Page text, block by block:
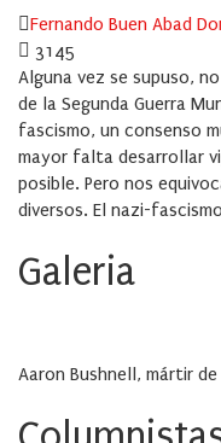
Author
Fernando Buen Abad
3145
Alguna vez se supuso,
de la Segunda Guerra
fascismo, un consenso
mayor falta desarrollar
posible. Pero nos
diversos. El nazi-
Galeria
Aaron Bushnell, mártir